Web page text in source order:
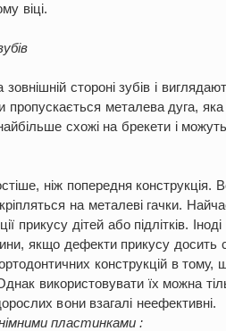
віці.
стороні зубів і
пропускається металева дуга,
схожі на брекети і
ніж попередня конструкція.
на металеві гачки.
прикусу дітей або підлітків.
якщо дефекти прикусу досить
конструкцій в тому,
використовувати їх можна
вони взагалі неефективні.
пластинками :